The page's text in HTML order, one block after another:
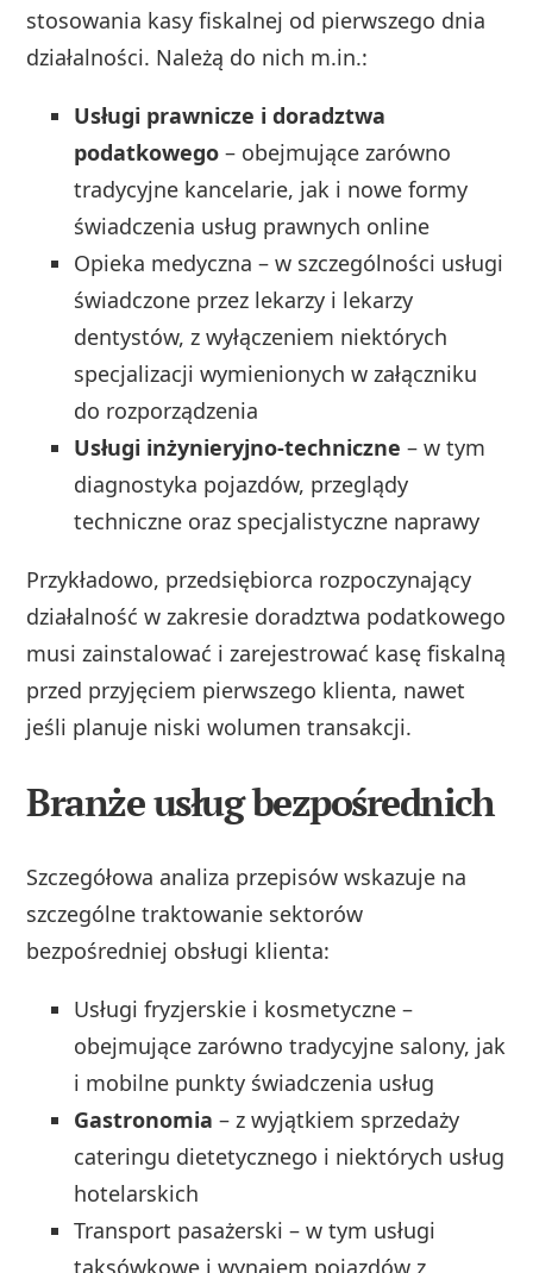
stosowania kasy fiskalnej od pierwszego dnia
działalności. Należą do nich m.in.:
Usługi prawnicze i doradztwa
podatkowego – obejmujące zarówno
tradycyjne kancelarie, jak i nowe formy
świadczenia usług prawnych online
Opieka medyczna – w szczególności usługi
świadczone przez lekarzy i lekarzy
dentystów, z wyłączeniem niektórych
specjalizacji wymienionych w załączniku
do rozporządzenia
Usługi inżynieryjno-techniczne – w tym
diagnostyka pojazdów, przeglądy
techniczne oraz specjalistyczne naprawy
Przykładowo, przedsiębiorca rozpoczynający
działalność w zakresie doradztwa podatkowego
musi zainstalować i zarejestrować kasę fiskalną
przed przyjęciem pierwszego klienta, nawet
jeśli planuje niski wolumen transakcji.
Branże usług bezpośrednich
Szczegółowa analiza przepisów wskazuje na
szczególne traktowanie sektorów
bezpośredniej obsługi klienta:
Usługi fryzjerskie i kosmetyczne –
obejmujące zarówno tradycyjne salony, jak
i mobilne punkty świadczenia usług
Gastronomia – z wyjątkiem sprzedaży
cateringu dietetycznego i niektórych usług
hotelarskich
Transport pasażerski – w tym usługi